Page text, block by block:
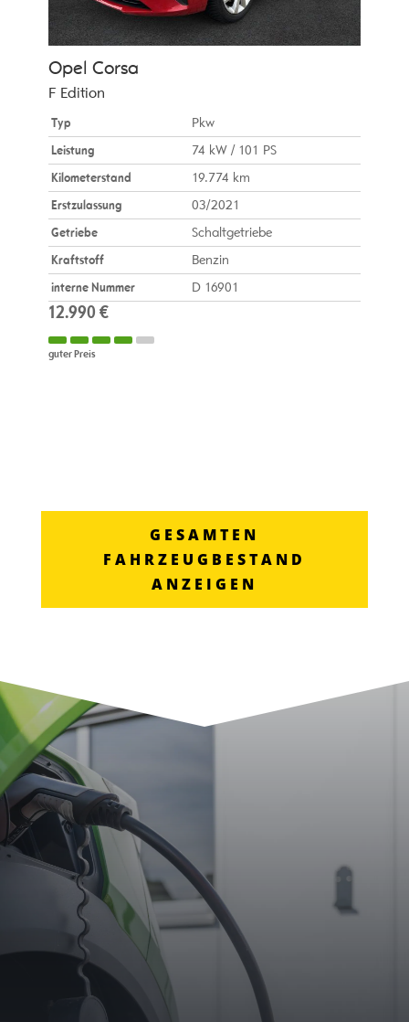
Opel Corsa
F Edition
Typ
Pkw
Leistung
74 kW / 101 PS
Kilometerstand
19.774 km
Erstzulassung
03/2021
Getriebe
Schaltgetriebe
Kraftstoff
Benzin
interne Nummer
D 16901
12.990 €
guter Preis
GESAMTEN
FAHRZEUGBESTAND
ANZEIGEN
100%